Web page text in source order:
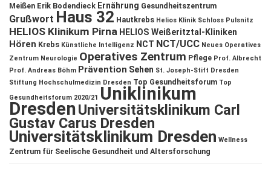
Meißen Erik Bodendieck Ernährung Gesundheitszentrum
Grußwort Haus 32 Hautkrebs Helios Klinik Schloss Pulsnitz
HELIOS Klinikum Pirna HELIOS Weißeritztal-Kliniken
Hören Krebs Künstliche Intelligenz NCT NCT/UCC Neues Operatives
Zentrum Neurologie Operatives Zentrum Pflege Prof. Albrecht
Prof. Andreas Böhm Prävention Sehen St. Joseph-Stift Dresden
Stiftung Hochschulmedizin Dresden Top Gesundheitsforum Top
Gesundheitsforum 2020/21 Uniklinikum
DresdenUniversitätsklinikum Carl
Gustav Carus Dresden
Universitätsklinikum Dresden Wellness
Zentrum für Seelische Gesundheit und Altersforschung